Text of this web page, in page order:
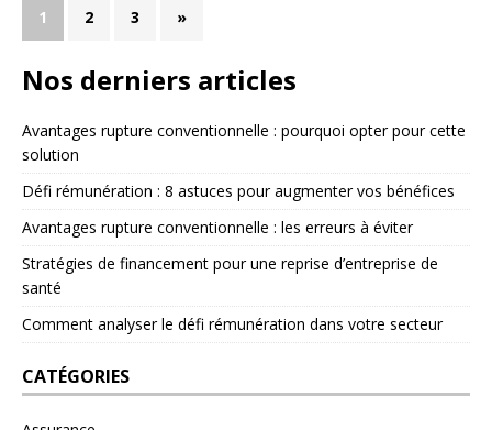
1 2 3 »
Nos derniers articles
Avantages rupture conventionnelle : pourquoi opter pour cette
solution
Défi rémunération : 8 astuces pour augmenter vos bénéfices
Avantages rupture conventionnelle : les erreurs à éviter
Stratégies de financement pour une reprise d’entreprise de
santé
Comment analyser le défi rémunération dans votre secteur
CATÉGORIES